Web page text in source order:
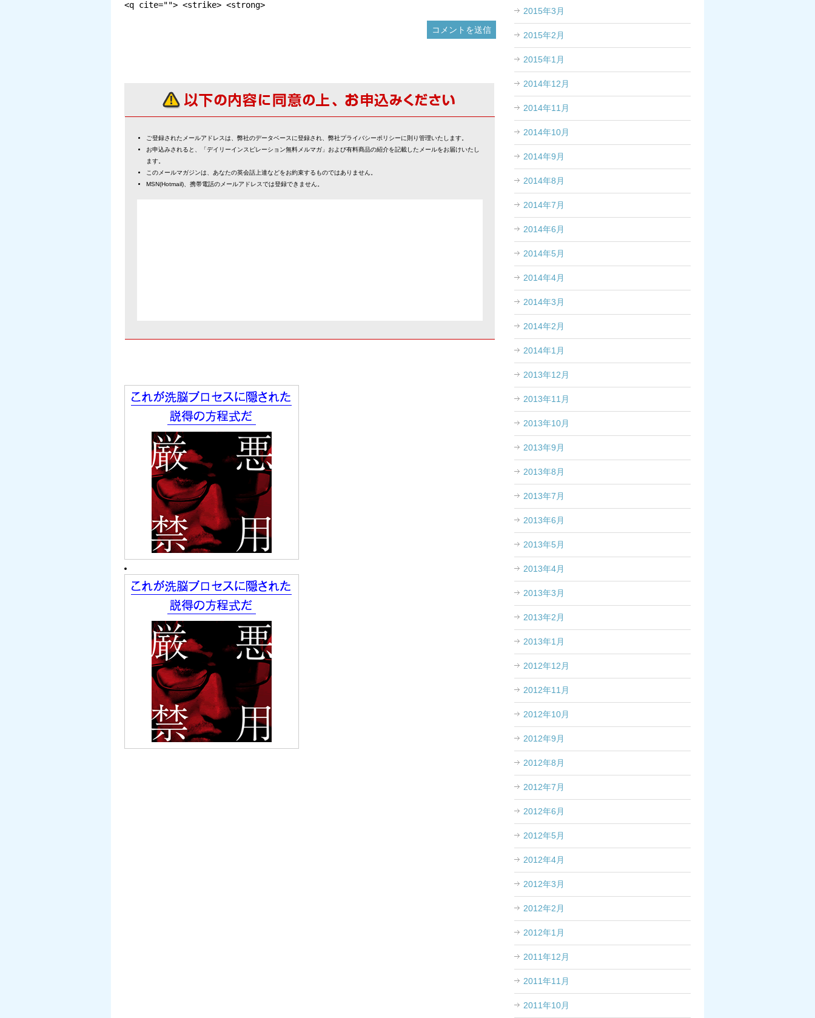
<q cite=""> <strike> <strong>
ご登録されたメールアドレスは、弊社のデータベースに登録され、弊社プライバシーポリシーに則り管理いたします。
お申込みされると、「デイリーインスピレーション無料メルマガ」および有料商品の紹介を記載したメールをお届けいたし
ます。
このメールマガジンは、あなたの英会話上達などをお約束するものではありません。
MSN(Hotmail)、携帯電話のメールアドレスでは登録できません。
2015年3月
2015年2月
2015年1月
2014年12月
2014年11月
2014年10月
2014年9月
2014年8月
2014年7月
2014年6月
2014年5月
2014年4月
2014年3月
2014年2月
2014年1月
2013年12月
2013年11月
2013年10月
2013年9月
2013年8月
2013年7月
2013年6月
2013年5月
2013年4月
2013年3月
2013年2月
2013年1月
2012年12月
2012年11月
2012年10月
2012年9月
2012年8月
2012年7月
2012年6月
2012年5月
2012年4月
2012年3月
2012年2月
2012年1月
2011年12月
2011年11月
2011年10月